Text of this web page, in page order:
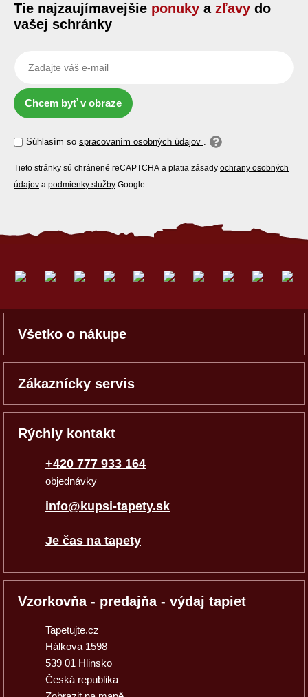
Tie najzaujímavejšie ponuky a zľavy do
vašej schránky
Chcem byť v obraze
Súhlasím so spracovaním osobných údajov .
Tieto stránky sú chránené reCAPTCHA a platia zásady ochrany osobných
údajov a podmienky služby Google.
Všetko o nákupe
Zákaznícky servis
Rýchly kontakt
+420 777 933 164
objednávky
info@kupsi-tapety.sk
Je čas na tapety
Vzorkovňa - predajňa - výdaj tapiet
Tapetujte.cz
Hálkova 1598
539 01 Hlinsko
Česká republika